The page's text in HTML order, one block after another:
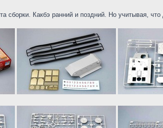
сборки. Какбэ ранний и поздний. Но учитывая,